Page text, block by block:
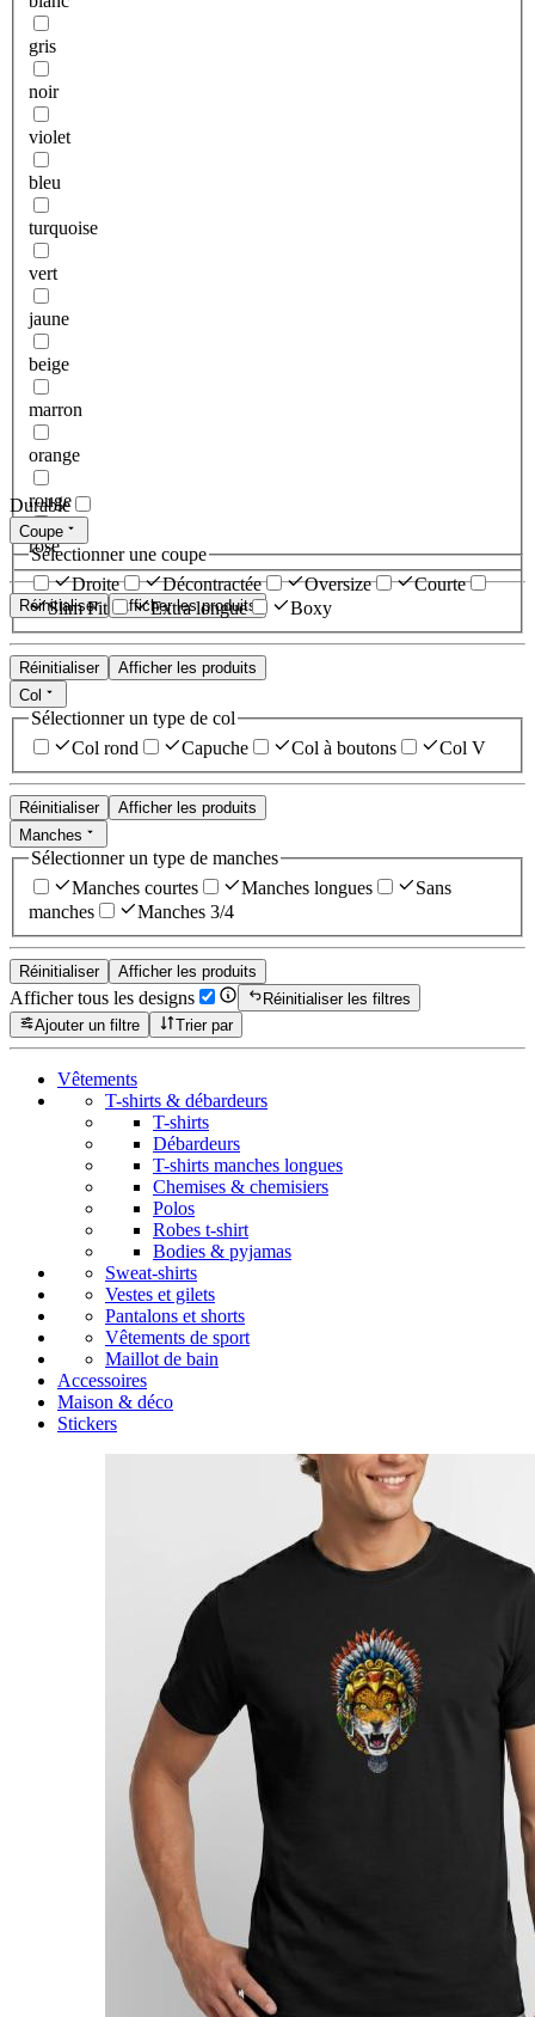
gris
noir
violet
bleu
turquoise
vert
jaune
beige
marron
orange
rouge
rose
Réinitialiser Afficher les produits
Durable
Coupe
Sélectionner une coupe
Droite
Décontractée Oversize
Courte
Slim Fit
Extra longue Boxy
Réinitialiser
Afficher les produits
Col
Sélectionner un type de col
Col rond
Capuche Col à boutons Col V
Réinitialiser
Afficher les produits
Manches
Sélectionner un type de manches
Manches courtes
Manches longues
Sans
manches
Manches 3/4
Réinitialiser Afficher les produits
Afficher tous les designs
Réinitialiser les filtres
Ajouter un filtre
Trier par
Vêtements
T-shirts & débardeurs
T-shirts
Débardeurs
T-shirts manches longues
Chemises & chemisiers
Polos
Robes t-shirt
Bodies & pyjamas
Sweat-shirts
Vestes et gilets
Pantalons et shorts
Vêtements de sport
Maillot de bain
Accessoires
Maison & déco
Stickers